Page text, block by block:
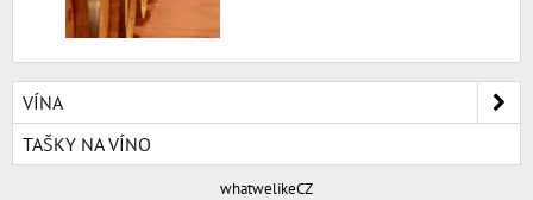
VÍNA
TAŠKY NA VÍNO
whatwelikeCZ